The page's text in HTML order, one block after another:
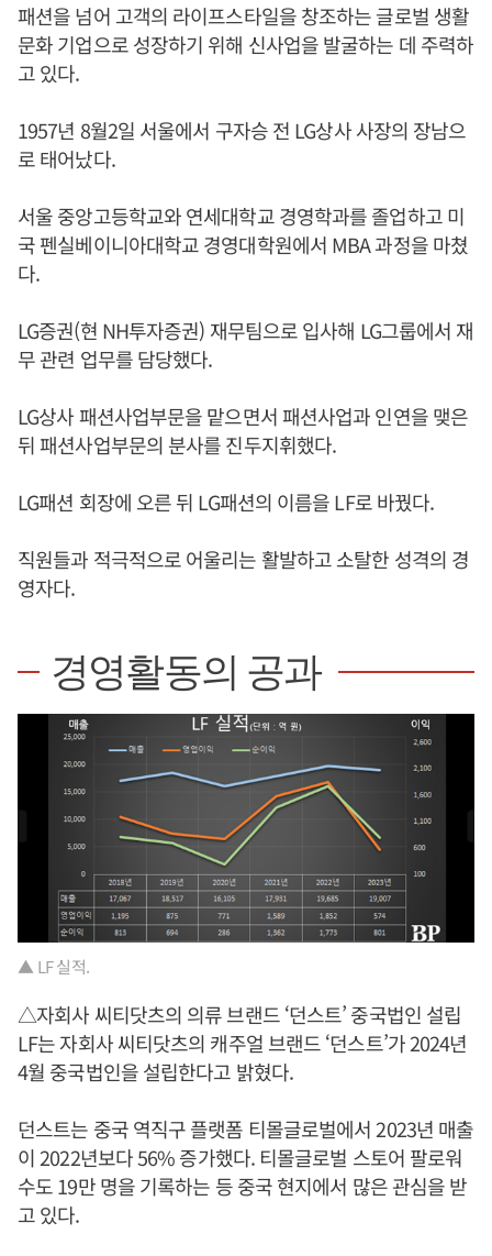
패션을 넘어 고객의 라이프스타일을 창조하는 글로벌 생활
문화 기업으로 성장하기 위해 신사업을 발굴하는 데 주력하
고 있다.
1957년 8월2일 서울에서 구자승 전 LG상사 사장의 장남으
로 태어났다.
서울 중앙고등학교와 연세대학교 경영학과를 졸업하고 미
국 펜실베이니아대학교 경영대학원에서 MBA 과정을 마쳤
다.
LG증권(현 NH투자증권) 재무팀으로 입사해 LG그룹에서 재
무 관련 업무를 담당했다.
LG상사 패션사업부문을 맡으면서 패션사업과 인연을 맺은
뒤 패션사업부문의 분사를 진두지휘했다.
LG패션 회장에 오른 뒤 LG패션의 이름을 LF로 바꿨다.
직원들과 적극적으로 어울리는 활발하고 소탈한 성격의 경
영자다.
경영활동의 공과
▲ LF 실적.
△자회사 씨티닷츠의 의류 브랜드 ‘던스트’ 중국법인 설립
LF는 자회사 씨티닷츠의 캐주얼 브랜드 ‘던스트’가 2024년
4월 중국법인을 설립한다고 밝혔다.
던스트는 중국 역직구 플랫폼 티몰글로벌에서 2023년 매출
이 2022년보다 56% 증가했다. 티몰글로벌 스토어 팔로워
수도 19만 명을 기록하는 등 중국 현지에서 많은 관심을 받
고 있다.